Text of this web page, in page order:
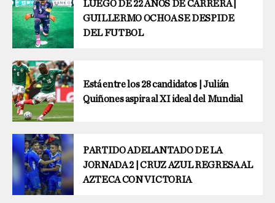
LUEGO DE 22 AÑOS DE CARRERA |
GUILLERMO OCHOA SE DESPIDE
DEL FUTBOL
Está entre los 28 candidatos | Julián
Quiñones aspira al XI ideal del Mundial
PARTIDO ADELANTADO DE LA
JORNADA 2 | CRUZ AZUL REGRESA AL
AZTECA CON VICTORIA